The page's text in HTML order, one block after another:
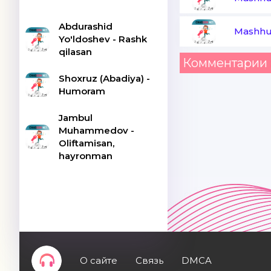
Abdurashid
Yo'ldoshev - Rashk
qilasan
Shoxruz (Abadiya) -
Humoram
Jambul
Muhammedov -
Oliftamisan,
hayronman
Комментарии
О сайте Связь DMCA